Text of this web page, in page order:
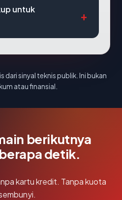
untuk
sinyal teknis publik. Ini bukan
atau finansial.
berikutnya
detik.
kartu kredit. Tanpa kuota